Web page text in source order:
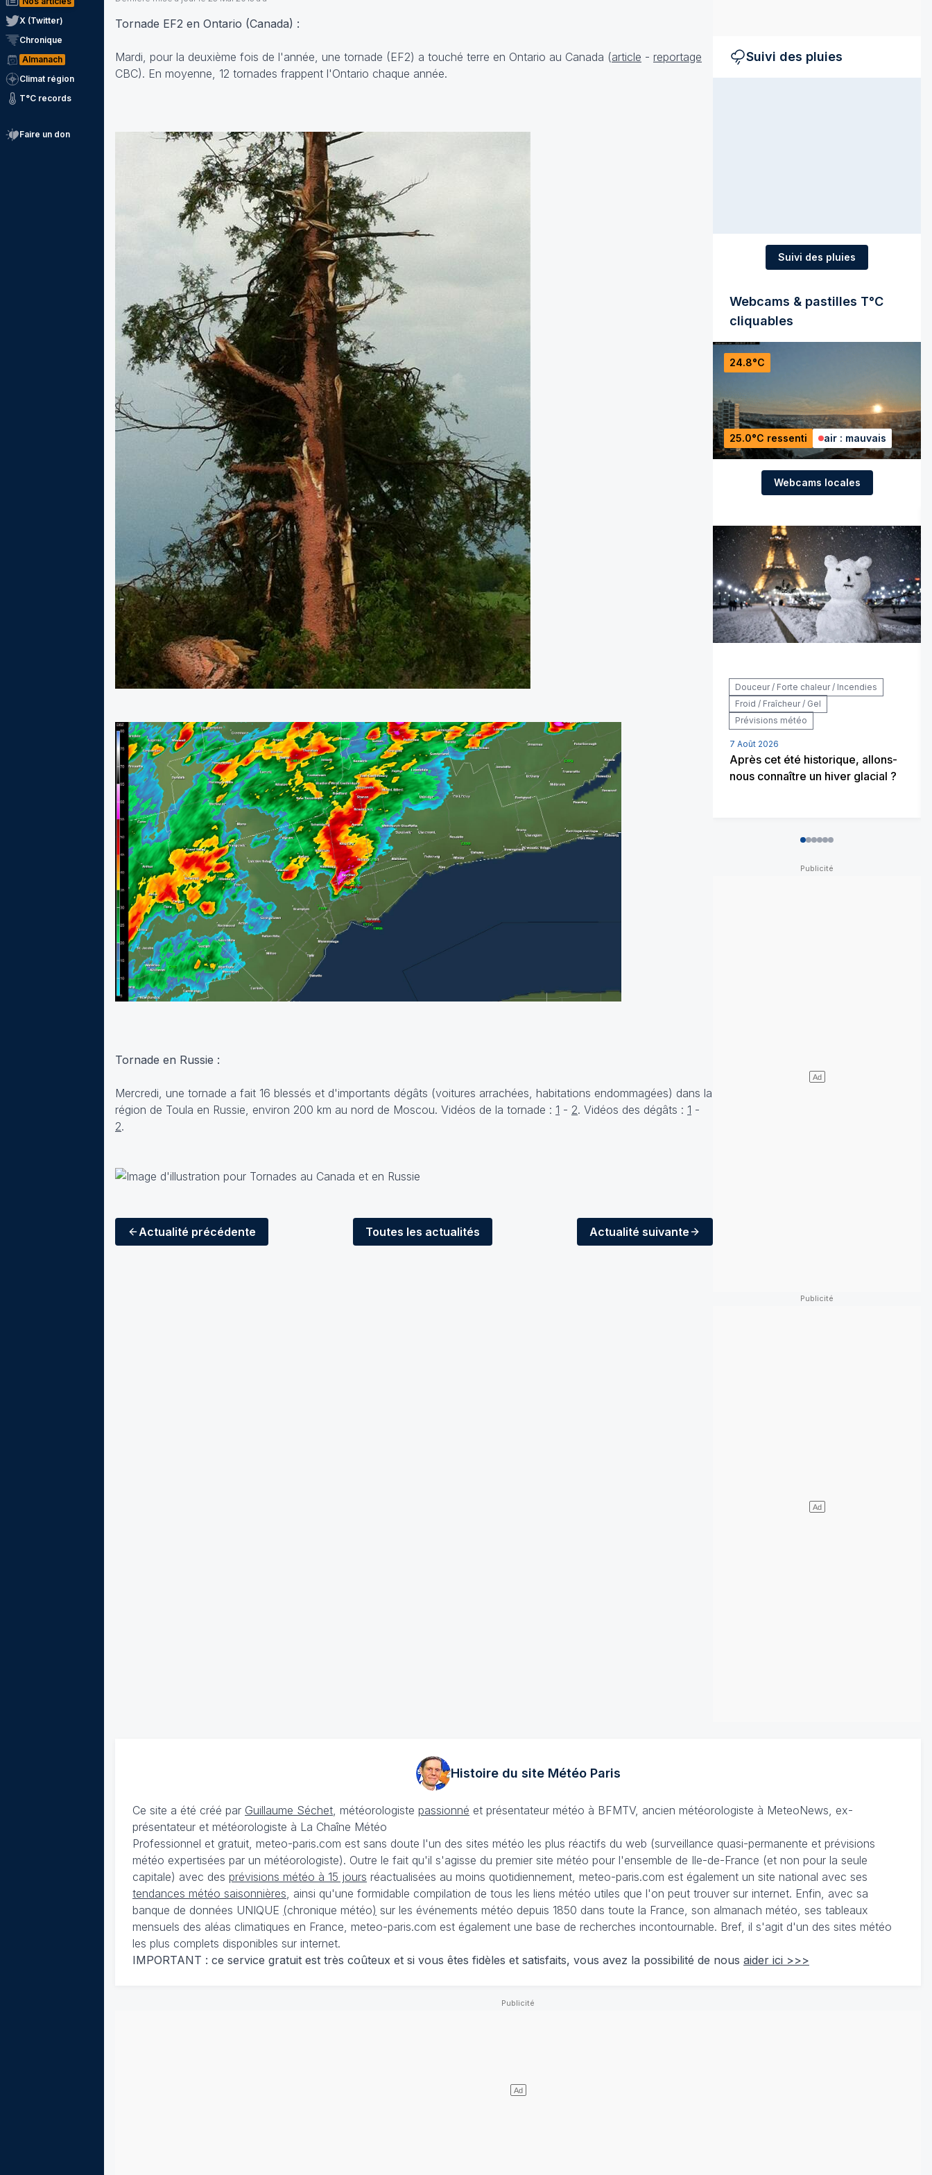
X (Twitter)
Chronique
Almanach
Climat région
T°C records
Faire un don
Tornade EF2 en Ontario (Canada) :
Mardi, pour la deuxième fois de l'année, une tornade (EF2) a touché terre en Ontario au Canada (article - reportage
CBC). En moyenne, 12 tornades frappent l'Ontario chaque année.
Tornade en Russie :
Mercredi, une tornade a fait 16 blessés et d'importants dégâts (voitures arrachées, habitations endommagées) dans la
région de Toula en Russie, environ 200 km au nord de Moscou. Vidéos de la tornade : 1 - 2. Vidéos des dégâts : 1 -
2.
Actualité précédente Toutes les actualités Actualité suivante
Suivi des pluies
Suivi des pluies
Webcams & pastilles T°C
cliquables
24.8°C
25.0°C ressenti air : mauvais
Webcams locales
Douceur / Forte chaleur / Incendies
Froid / Fraîcheur / Gel
Prévisions météo
7 Août 2026
Après cet été historique, allons-
nous connaître un hiver glacial ?
012345
Histoire du site MétéoParis
Ce site a été créé par Guillaume Séchet , météorologiste passionné et présentateur météo à BFMTV, ancien météorologiste à MeteoNews, ex-
présentateur et météorologiste à La Chaîne Météo
Professionnel et gratuit, meteo-paris.com est sans doute l'un des sites météo les plus réactifs du web (surveillance quasi-permanente et prévisions
météo expertisées par un météorologiste). Outre le fait qu'il s'agisse du premier site météo pour l'ensemble de Ile-de-France (et non pour la seule
capitale) avec des prévisions météo à 15 jours réactualisées au moins quotidiennement, meteo-paris.com est également un site national avec ses
tendances météo saisonnières , ainsi qu'une formidable compilation de tous les liens météo utiles que l'on peut trouver sur internet. Enfin, avec sa
banque de données UNIQUE (chronique météo) sur les événements météo depuis 1850 dans toute la France, son almanach météo, ses tableaux
mensuels des aléas climatiques en France, meteo-paris.com est également une base de recherches incontournable. Bref, il s'agit d'un des sites météo
les plus complets disponibles sur internet.
IMPORTANT : ce service gratuit est très coûteux et si vous êtes fidèles et satisfaits, vous avez la possibilité de nous aider ici >>>